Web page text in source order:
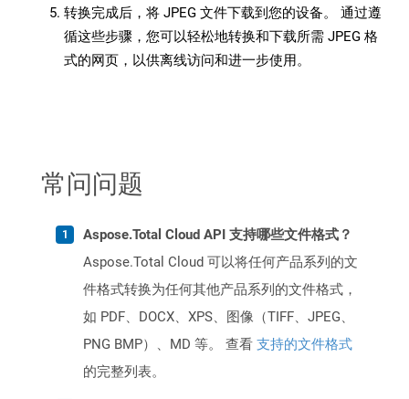
转换完成后，将 JPEG 文件下载到您的设备。 通过遵
循这些步骤，您可以轻松地转换和下载所需 JPEG 格
式的网页，以供离线访问和进一步使用。
常问问题
Aspose.Total Cloud API 支持哪些文件格式？
Aspose.Total Cloud 可以将任何产品系列的文
件格式转换为任何其他产品系列的文件格式，
如 PDF、DOCX、XPS、图像（TIFF、JPEG、
PNG BMP）、MD 等。 查看 支持的文件格式
的完整列表。